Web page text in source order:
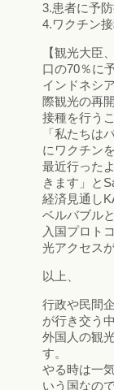
3.患者に予
4.ワクチン
【観光大臣
口の70％に
インドネシ
際観光の再
接種を行う
「私たちは
にワクチン
最近行った
きます」と
経済見通し
ベルバブル
入国プロト
光アクセス
以上、
行政や民間
が行き交う
外国人の観
す。
やる時は一
いう国なの